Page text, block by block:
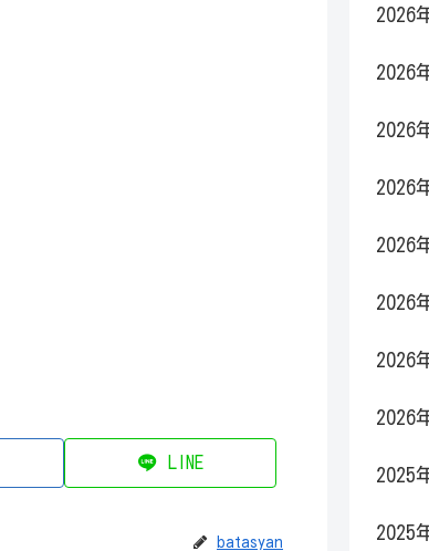
LINE
batasyan
2026
2026
2026
2026
2026
2026
2026
2026
2025
2025